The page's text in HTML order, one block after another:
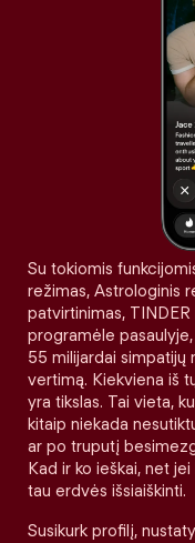
Su tokiomis
režimas, Astrologinis
patvirtinimas,
programėle
55 milijardai simpatijų
vertimą. Kiekviena iš
yra tikslas. Tai vieta,
kitaip niekada
ar po truputį
Kad ir ko ieškai, net
tau erdvės išsiaiškinti.
Susikurk profilį,